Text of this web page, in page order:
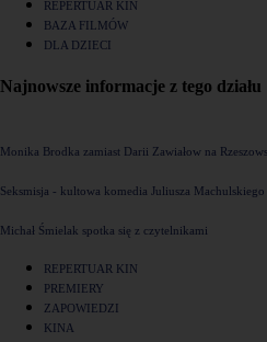
REPERTUAR KIN
BAZA FILMÓW
DLA DZIECI
Najnowsze informacje z tego działu
Monika Brodka zamiast Darii Zawiałow na
Seksmisja - kultowa komedia Juliusza
Michał Śmielak spotka się z czytelnikami
REPERTUAR KIN
PREMIERY
ZAPOWIEDZI
KINA